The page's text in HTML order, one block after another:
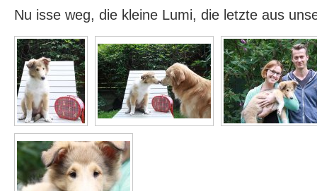
Nu isse weg, die kleine Lumi, die letzte aus